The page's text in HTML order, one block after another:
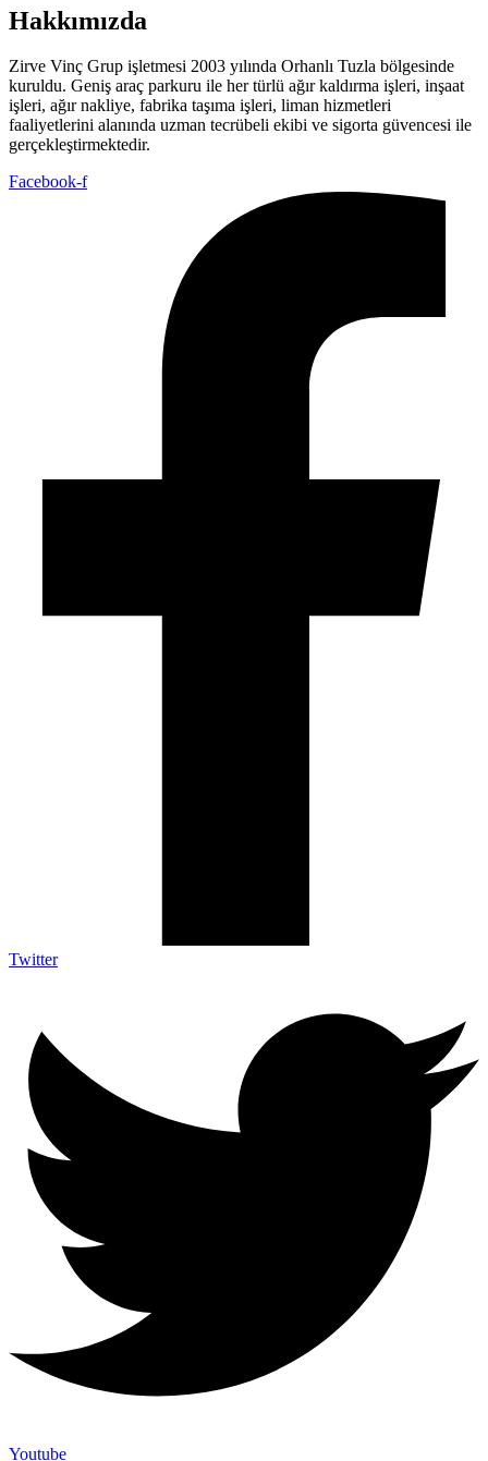
Hakkımızda
Zirve Vinç Grup işletmesi 2003 yılında Orhanlı Tuzla bölgesinde
kuruldu. Geniş araç parkuru ile her türlü ağır kaldırma işleri, inşaat
işleri, ağır nakliye, fabrika taşıma işleri, liman hizmetleri
faaliyetlerini alanında uzman tecrübeli ekibi ve sigorta güvencesi ile
gerçekleştirmektedir.
Facebook-f
Twitter
Youtube